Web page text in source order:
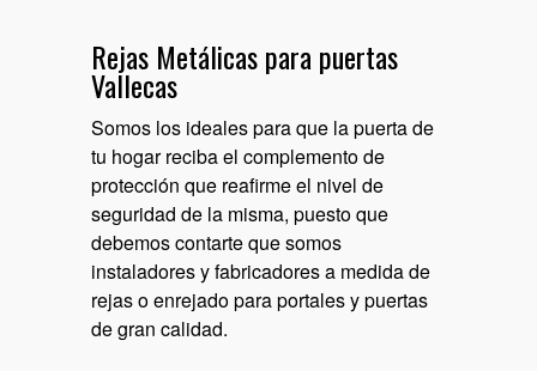
Rejas Metálicas para puertas
Vallecas
Somos los ideales para que la puerta de
tu hogar reciba el complemento de
protección que reafirme el nivel de
seguridad de la misma, puesto que
debemos contarte que somos
instaladores y fabricadores a medida de
rejas o enrejado para portales y puertas
de gran calidad.